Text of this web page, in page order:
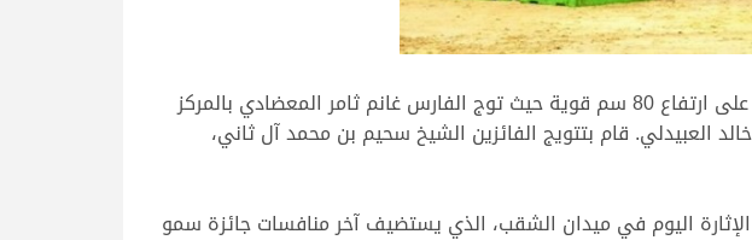
جاءت منافسات الشوط المحلي على هامش جائزة سمو الأمير الوالد للفروسية، الذي أقيم على ارتفاع 80 سم قوية حيث توج الفارس غانم ثامر المعضادي بالمركز
العبيدلي. قام بتتويج الفائزين الشيخ سحيم بن محمد آل ثاني،
اليوم في ميدان الشقب، الذي يستضيف آخر منافسات جائزة سمو